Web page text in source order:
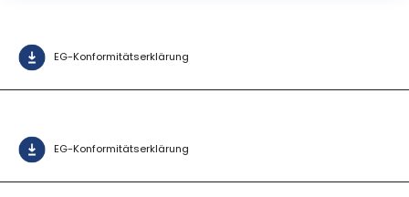
EG-Konformitätserklärung
EG-Konformitätserklärung